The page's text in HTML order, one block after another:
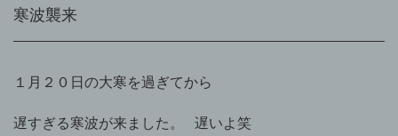
寒波襲来
１月２０日の大寒を過ぎてから
遅すぎる寒波が来ました。 遅いよ笑